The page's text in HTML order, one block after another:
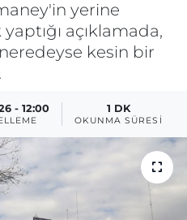
yerine
açıklamada,
kesin bir
- 12:00 1 DK
OKUNMA SÜRESI